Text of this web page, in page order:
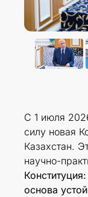
С 1 июля
силу новая
Казахстан.
научно-
основа